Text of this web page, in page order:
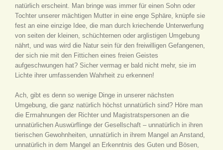
natürlich erscheint. Man bringe was immer für einen Sohn oder
Tochter unserer mächtigen Mutter in eine enge Sphäre, knüpfe sie
fest an eine einzige Idee, die man durch kriechende Unterwerfung
von seiten der kleinen, schüchternen oder arglistigen Umgebung
nährt, und was wird die Natur sein für den freiwilligen Gefangenen,
der sich nie mit den Fittichen eines freien Geistes
aufgeschwungen hat? Sicher vermag er bald nicht mehr, sie im
Lichte ihrer umfassenden Wahrheit zu erkennen!
Ach, gibt es denn so wenige Dinge in unserer nächsten
Umgebung, die ganz natürlich höchst unnatürlich sind? Höre man
die Ermahnungen der Richter und Magistratspersonen an die
unnatürlichen Auswürflinge der Gesellschaft – unnatürlich in ihren
tierischen Gewohnheiten, unnatürlich in ihrem Mangel an Anstand,
unnatürlich in dem Mangel an Erkenntnis des Guten und Bösen,